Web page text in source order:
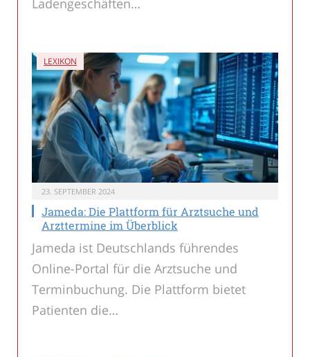
Ladengeschäften…
LEXIKON
23. SEPTEMBER 2024
Jameda: Die Plattform für Arztsuche und
Arzttermine im Überblick
Jameda ist Deutschlands führendes
Online-Portal für die Arztsuche und
Terminbuchung. Die Plattform bietet
Patienten die…